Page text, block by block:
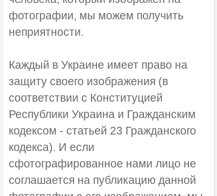
фотографии, мы можем получить
неприятности.
Каждый в Украине имеет право на
защиту своего изображения (в
соответствии с Конституцией
Республики Украина и Гражданским
кодексом - статьей 23 Гражданского
кодекса). И если
сфотографированное нами лицо не
соглашается на публикацию данной